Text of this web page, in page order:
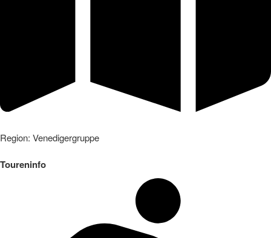
Region: Venedigergruppe
Toureninfo